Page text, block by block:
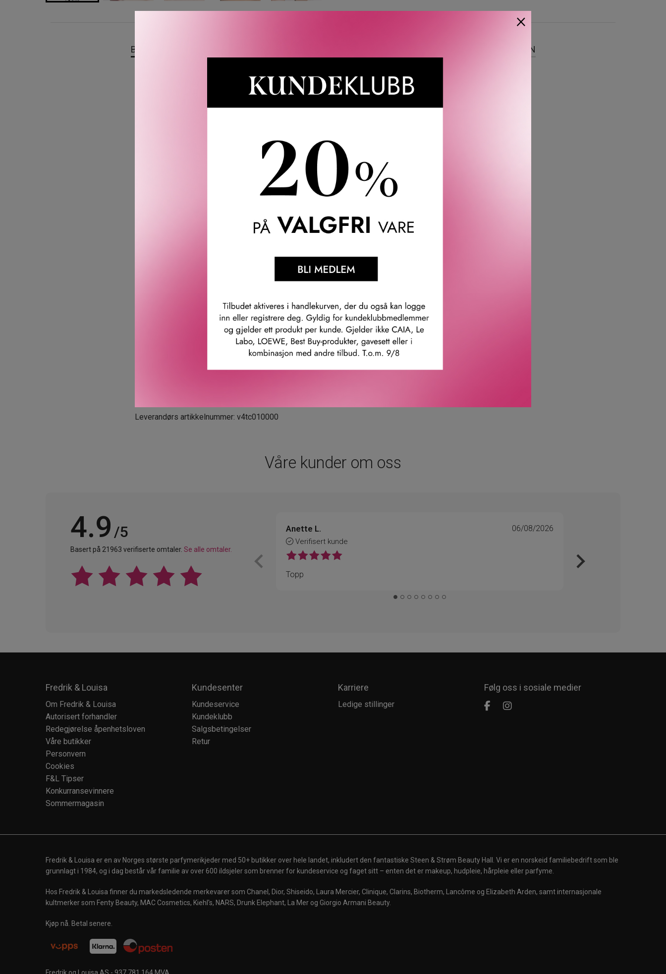
BESKRIVELSE OM MERKEVAREN
Clinique High Impact Zero Gravity Mascara skaper øyeblikkelig løft og bøy av vippene som varer i 24 timer.
Mascaraen har en lett gelformel, og den bøyde børsten jobber i harmoni for å gi deg et langvarig vippeutseende
Denne maskaraen løfter, bøyer og forlenger øyeblikkelig vippene dine, og effekten varer hele 24 timer! En
vippebøyer er ikke nødvendig. Den lette gelformelen gjør at vippene ikke føles tunge.
Resultatet? Et vakkert vippeutseende som varer hele dagen og fremhever øynene dine på beste måte. Den bøyde
børsten løfter og holder vippene naturlig. Børstens indre kurve fanger hver eneste vippe, mens den ytre kurven
Motstår regn, svette og tårer, men er lett å fjerne med varmt vann og sminkefjerner.
· Øyeblikkelig løft og bøy av vippene med 50% og forlenger dem med 47%*.
· 89% sier at vippene øyeblikkelig ser løftet ut**.
· 88% sier at vippene føles vektløse hele dagen**.
· 87% sier at øynene øyeblikkelig ser klarere ut**.
* Klinisk test på 11 kvinner etter bruk av produktet i 24 timer.
** Forbrukertest på 120 kvinner etter bruk av produktet i 1 uke.
Cliniques’ garanti for øyesikkerhet. Effektiv makeup som er skånsom mot øynene. Testet av øyeleger. Skånsom
Leverandørs artikkelnummer: v4tc010000
Våre kunder om oss
4.9 /5
Basert på 21963 verifiserte omtaler. Se alle omtaler.
Anette L.
Verifisert kunde
06/08/2026
Topp
Fredrik & Louisa
Om Fredrik & Louisa
Autorisert forhandler
Redegjørelse åpenhetsloven
Våre butikker
Personvern
Cookies
F&L Tipser
Konkurransevinnere
Sommermagasin
Kundesenter
Kundeservice
Kundeklubb
Salgsbetingelser
Retur
Karriere
Ledige stillinger
Følg oss i sosiale medier
Fredrik & Louisa er en av Norges største parfymerikjeder med 50+ butikker over hele landet, inkludert den fantastiske Steen & Strøm Beauty Hall. Vi er en norskeid familiebedrift som ble
grunnlagt i 1984, og i dag består vår familie av over 600 ildsjeler som brenner for kundeservice og faget sitt – enten det er makeup, hudpleie, hårpleie eller parfyme.
Hos Fredrik & Louisa finner du markedsledende merkevarer som Chanel, Dior, Shiseido, Laura Mercier, Clinique, Clarins, Biotherm, Lancôme og Elizabeth Arden, samt internasjonale
kultmerker som Fenty Beauty, MAC Cosmetics, Kiehl's, NARS, Drunk Elephant, La Mer og Giorgio Armani Beauty.
Kjøp nå. Betal senere.
×